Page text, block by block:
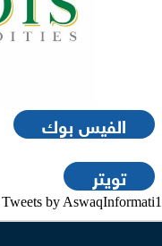
الفيس بوك
تويتر
Tweets by AswaqInformati1